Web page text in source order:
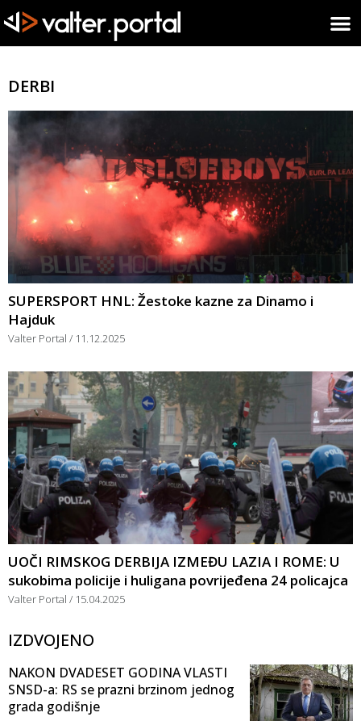
DERBI
SUPERSPORT HNL: Žestoke kazne za Dinamo i
Hajduk
Valter Portal 11.12.2025
UOČI RIMSKOG DERBIJA IZMEĐU LAZIA I ROME: U
sukobima policije i huligana povrijeđena 24 policajca
Valter Portal 15.04.2025
IZDVOJENO
NAKON DVADESET GODINA VLASTI
SNSD-a: RS se prazni brzinom jednog
grada godišnje